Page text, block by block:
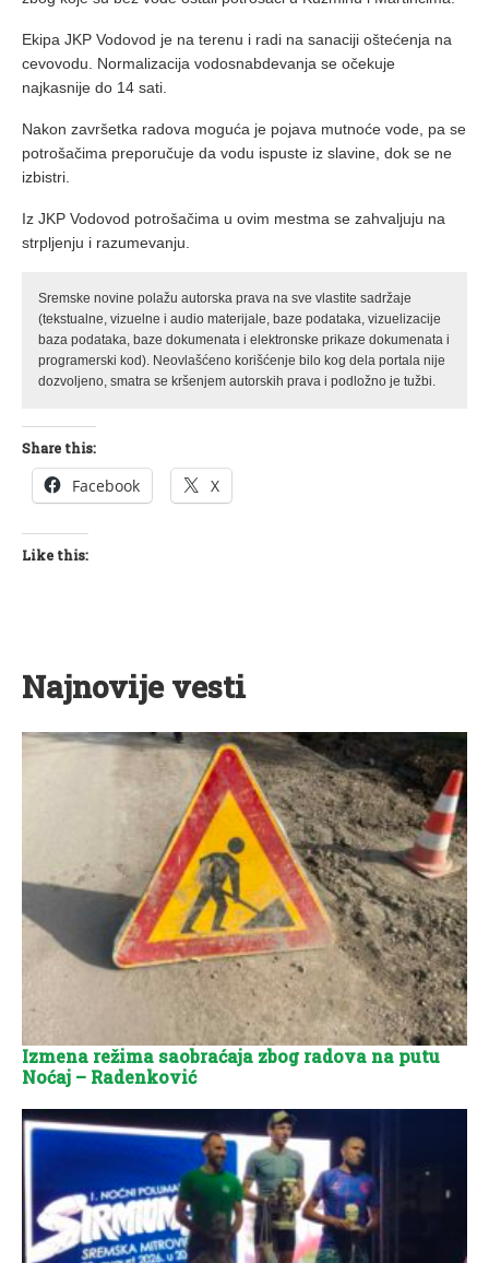
Ekipa JKP Vodovod je na terenu i radi na sanaciji oštećenja na
cevovodu. Normalizacija vodosnabdevanja se očekuje
najkasnije do 14 sati.
Nakon završetka radova moguća je pojava mutnoće vode, pa se
potrošačima preporučuje da vodu ispuste iz slavine, dok se ne
izbistri.
Iz JKP Vodovod potrošačima u ovim mestma se zahvaljuju na
strpljenju i razumevanju.
Sremske novine polažu autorska prava na sve vlastite sadržaje
(tekstualne, vizuelne i audio materijale, baze podataka, vizuelizacije
baza podataka, baze dokumenata i elektronske prikaze dokumenata i
programerski kod). Neovlašćeno korišćenje bilo kog dela portala nije
dozvoljeno, smatra se kršenjem autorskih prava i podložno je tužbi.
Share this:
Facebook X
Like this:
Najnovije vesti
Izmena režima saobraćaja zbog radova na putu
Noćaj – Radenković